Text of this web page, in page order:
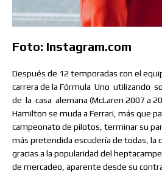
Foto: Instagram.com
Después de 12 temporadas con el
carrera de la Fórmula Uno utilizando
de la casa alemana (McLaren 2007 a
Hamilton se muda a Ferrari, más que
campeonato de pilotos, terminar su
más pretendida escudería de todas, la
gracias a la popularidad del
de mercadeo, aparente desde su